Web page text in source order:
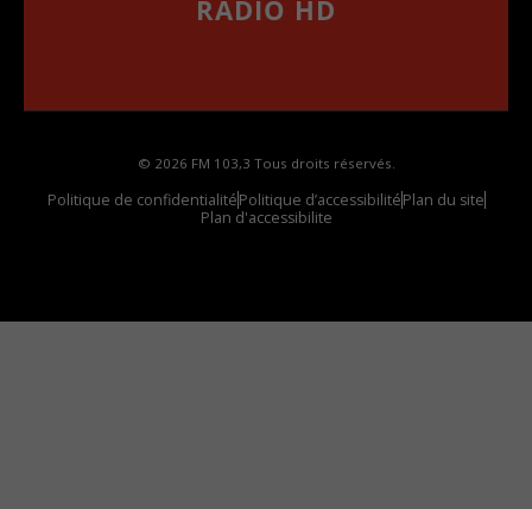
RADIO HD
© 2026 FM 103,3 Tous droits réservés.
Politique de confidentialitéPolitique d’accessibilitéPlan du site
Plan d'accessibilite